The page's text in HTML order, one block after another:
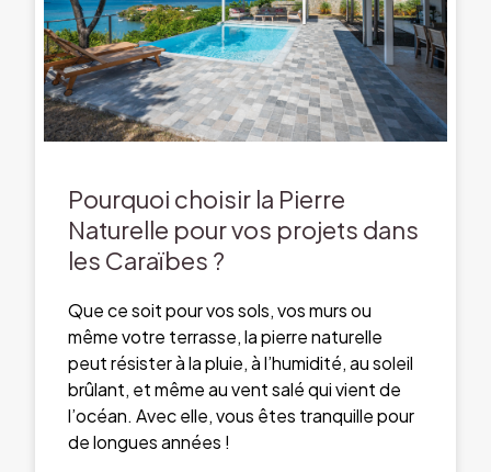
Pourquoi choisir la Pierre
Naturelle pour vos projets dans
les Caraïbes ?
Que ce soit pour vos sols, vos murs ou
même votre terrasse, la pierre naturelle
peut résister à la pluie, à l’humidité, au soleil
brûlant, et même au vent salé qui vient de
l’océan. Avec elle, vous êtes tranquille pour
de longues années !